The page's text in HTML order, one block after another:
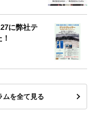
に弊社テ
ムを全て見る